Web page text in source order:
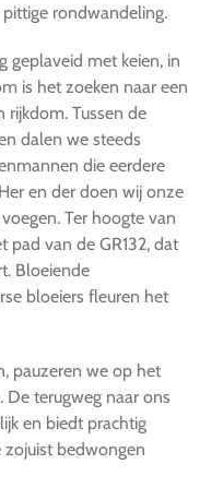
rondwandeling.
geplaveid met keien, in
is het zoeken naar een
rijkdom. Tussen de
dalen we steeds
die eerdere
en der doen wij onze
Ter hoogte van
pad van de GR132, dat
Bloeiende
bloeiers fleuren het
pauzeren we op het
De terugweg naar ons
en biedt prachtig
zojuist bedwongen